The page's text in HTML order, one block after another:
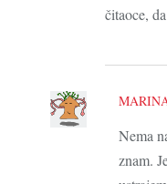
čitaoce,
Nema
znam.